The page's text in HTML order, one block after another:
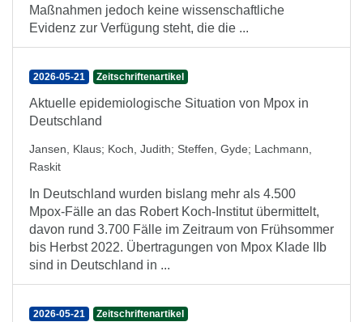
Maßnahmen jedoch keine wissenschaftliche
Evidenz zur Verfügung steht, die die ...
2026-05-21 Zeitschriftenartikel
Aktuelle epidemiologische Situation von Mpox in
Deutschland
Jansen, Klaus; Koch, Judith; Steffen, Gyde; Lachmann,
Raskit
In Deutschland wurden bislang mehr als 4.500
Mpox-Fälle an das Robert Koch-Institut übermittelt,
davon rund 3.700 Fälle im Zeitraum von Frühsommer
bis Herbst 2022. Übertragungen von Mpox Klade IIb
sind in Deutschland in ...
2026-05-21 Zeitschriftenartikel